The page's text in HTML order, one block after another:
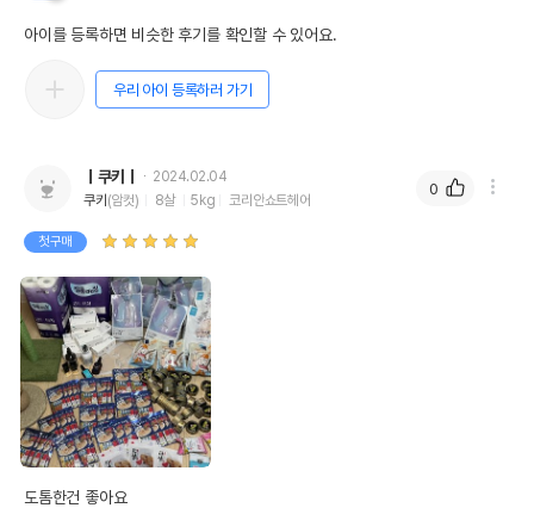
아이를 등록하면 비슷한 후기를 확인할 수 있어요.
우리 아이 등록하러 가기
ㅣ쿠키ㅣ
2024.02.04
쿠키 (암컷) 8살 5kg 코리안쇼트헤어
첫구매
도톰한건 좋아요
0